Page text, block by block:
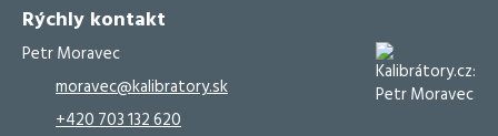
Rýchly kontakt
Petr Moravec
moravec@kalibratory.sk
+420 703 132 620